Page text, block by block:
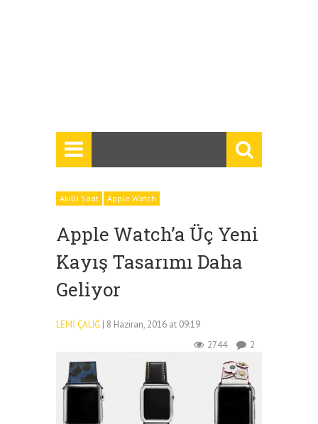
Akıllı Saat Apple Watch
Apple Watch’a Üç Yeni
Kayış Tasarımı Daha
Geliyor
LEMI ÇALIĞ | 8 Haziran, 2016 at 09:19
2744
2